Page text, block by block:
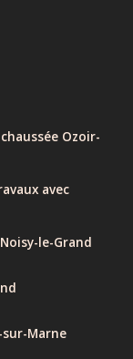
Ozoir-
avec
le-Grand
sur-Marne